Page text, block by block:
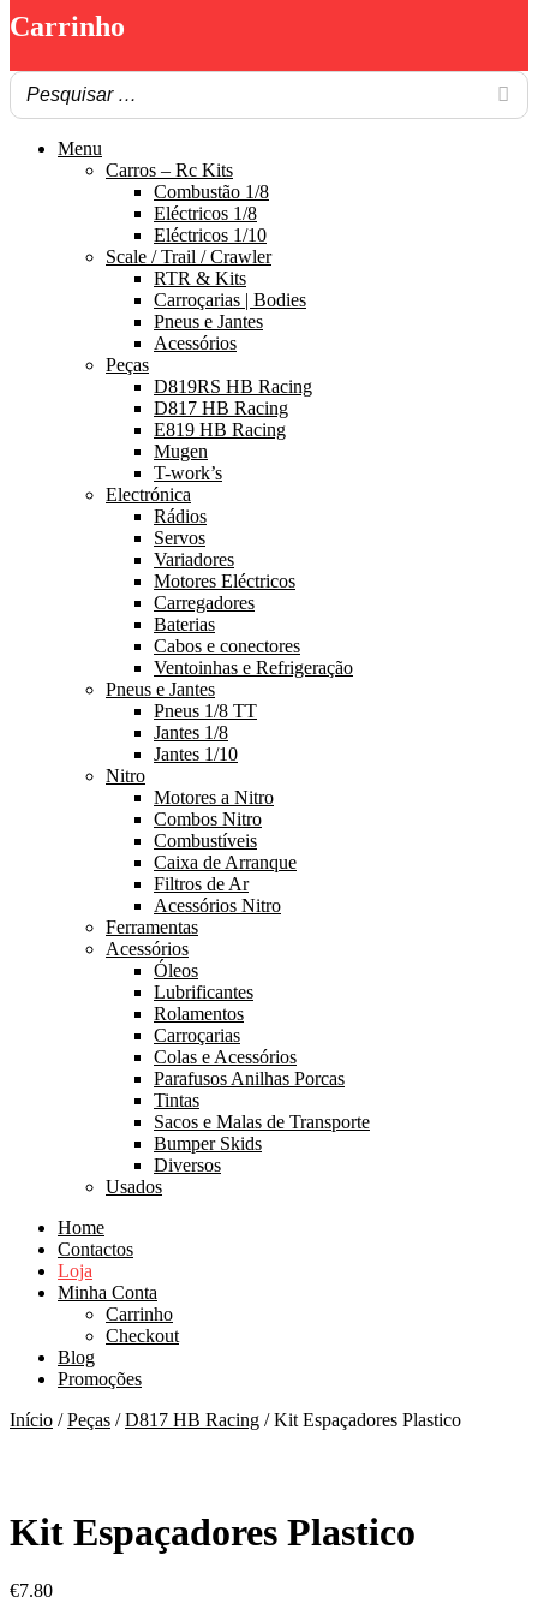
Carrinho
Menu
Carros – Rc Kits
Combustão 1/8
Eléctricos 1/8
Eléctricos 1/10
Scale / Trail / Crawler
RTR & Kits
Carroçarias | Bodies
Pneus e Jantes
Acessórios
Peças
D819RS HB Racing
D817 HB Racing
E819 HB Racing
Mugen
T-work’s
Electrónica
Rádios
Servos
Variadores
Motores Eléctricos
Carregadores
Baterias
Cabos e conectores
Ventoinhas e Refrigeração
Pneus e Jantes
Pneus 1/8 TT
Jantes 1/8
Jantes 1/10
Nitro
Motores a Nitro
Combos Nitro
Combustíveis
Caixa de Arranque
Filtros de Ar
Acessórios Nitro
Ferramentas
Acessórios
Óleos
Lubrificantes
Rolamentos
Carroçarias
Colas e Acessórios
Parafusos Anilhas Porcas
Tintas
Sacos e Malas de Transporte
Bumper Skids
Diversos
Usados
Home
Contactos
Loja
Minha Conta
Carrinho
Checkout
Blog
Promoções
Início /Peças /D817 HB Racing / Kit Espaçadores Plastico
Kit Espaçadores Plastico
€7.80